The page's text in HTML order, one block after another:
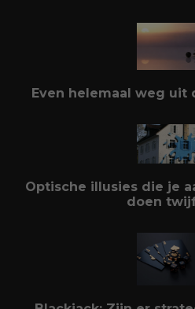
Even helemaal weg uit
Optische illusies die je
doen